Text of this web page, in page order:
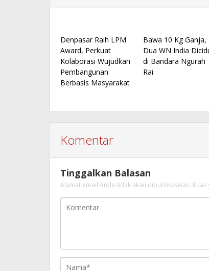
Denpasar Raih LPM
Award, Perkuat
Kolaborasi Wujudkan
Pembangunan
Berbasis Masyarakat
Bawa 10 Kg Ganja,
Dua WN India
di Bandara Ngurah
Rai
Komentar
Tinggalkan Balasan
Alamat email Anda tidak akan dipublikasikan.